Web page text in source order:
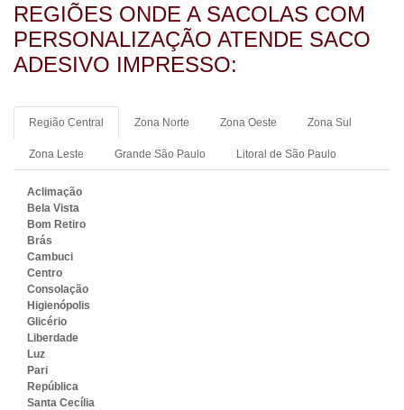
REGIÕES ONDE A SACOLAS COM
PERSONALIZAÇÃO ATENDE SACO
ADESIVO IMPRESSO:
Região Central Zona Norte Zona Oeste Zona Sul
Zona Leste Grande São Paulo Litoral de São Paulo
Aclimação
Bela Vista
Bom Retiro
Brás
Cambuci
Centro
Consolação
Higienópolis
Glicério
Liberdade
Luz
Pari
República
Santa Cecília